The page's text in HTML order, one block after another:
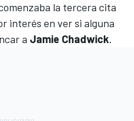
la tercera cita
interés en ver si alguna
a Jamie Chadwick.